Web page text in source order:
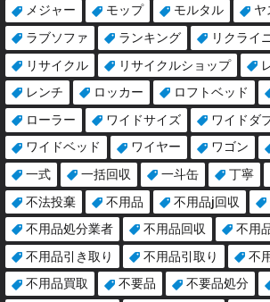
メジャー
モップ モルタル ヤ
ラブソファ
ランキング
リクライ
リサイクル
リサイクルショップ
レンチ
ロッカー ロフトベッド
ローラー
ワイドサイズ
ワイドダ
ワイドベッド
ワイヤー ワゴン
一式
一括回収 一斗缶 丁寧
不法投棄
不用品 不用品j回収
不用品処分業者
不用品回収
不用
不用品引き取り
不用品引取り
不
不用品買取
不要品 不要品処分